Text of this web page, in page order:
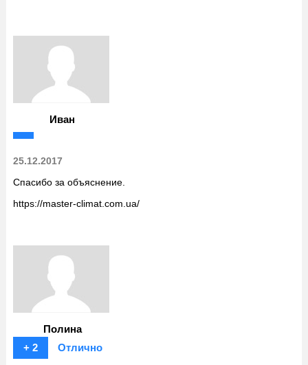
Иван
25.12.2017
Спасибо за объяснение.
https://master-climat.com.ua/
Полина
+ 2
Отлично